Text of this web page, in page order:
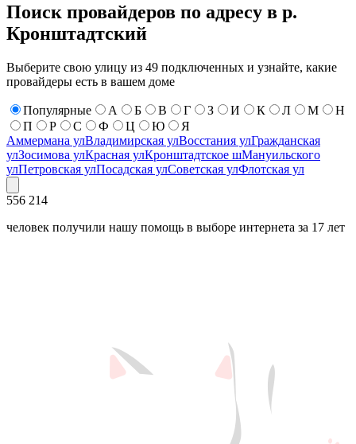
Поиск провайдеров по адресу в р.
Кронштадтский
Выберите свою улицу из 49 подключенных и узнайте, какие
провайдеры есть в вашем доме
Популярные А Б В Г З И К Л М
Н
П
Р С Ф Ц Ю
Я
Аммермана улВладимирская улВосстания улГражданская
улЗосимова улКрасная улКронштадтское шМануильского
улПетровская улПосадская улСоветская улФлотская ул
556 214
человек получили нашу помощь в выборе интернета за 17 лет